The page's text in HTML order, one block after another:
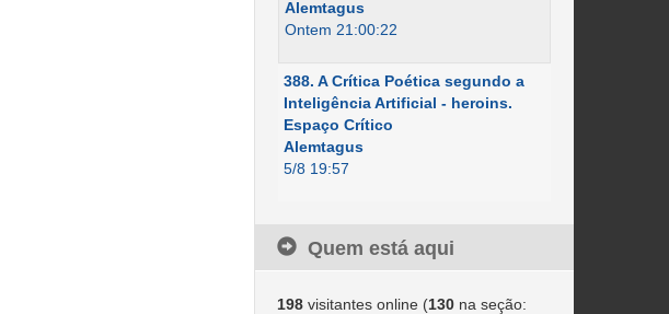
Alemtagus
Ontem 21:00:22
388. A Crítica Poética segundo a
Inteligência Artificial - heroins.
Espaço Crítico
Alemtagus
5/8 19:57
Quem está aqui
198visitantes online (130na seção: